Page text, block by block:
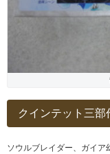
クインテット三部
ソウルブレイダー、ガイア